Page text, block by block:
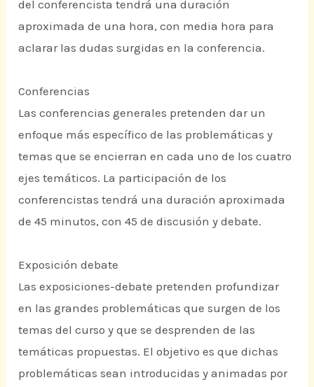
del conferencista tendrá una duración
aproximada de una hora, con media hora para
aclarar las dudas surgidas en la conferencia.
Conferencias
Las conferencias generales pretenden dar un
enfoque más específico de las problemáticas y
temas que se encierran en cada uno de los cuatro
ejes temáticos. La participación de los
conferencistas tendrá una duración aproximada
de 45 minutos, con 45 de discusión y debate.
Exposición debate
Las exposiciones-debate pretenden profundizar
en las grandes problemáticas que surgen de los
temas del curso y que se desprenden de las
temáticas propuestas. El objetivo es que dichas
problemáticas sean introducidas y animadas por